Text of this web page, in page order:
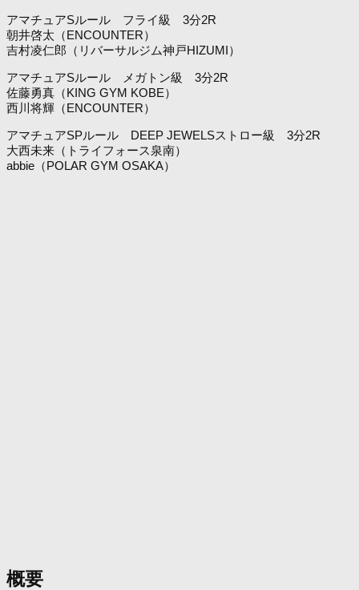
アマチュアSルール フライ級 3分2R
朝井啓太（ENCOUNTER）
吉村凌仁郎（リバーサルジム神戸HIZUMI）
アマチュアSルール メガトン級 3分2R
佐藤勇真（KING GYM KOBE）
西川将輝（ENCOUNTER）
アマチュアSPルール DEEP JEWELSストロー級 3分2R
大西未来（トライフォース泉南）
abbie（POLAR GYM OSAKA）
概要